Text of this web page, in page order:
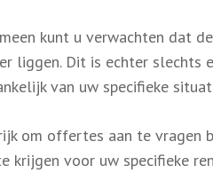
kunt u verwachten dat
liggen. Dit is echter slechts
van uw specifieke
om offertes aan te vragen
krijgen voor uw specifieke